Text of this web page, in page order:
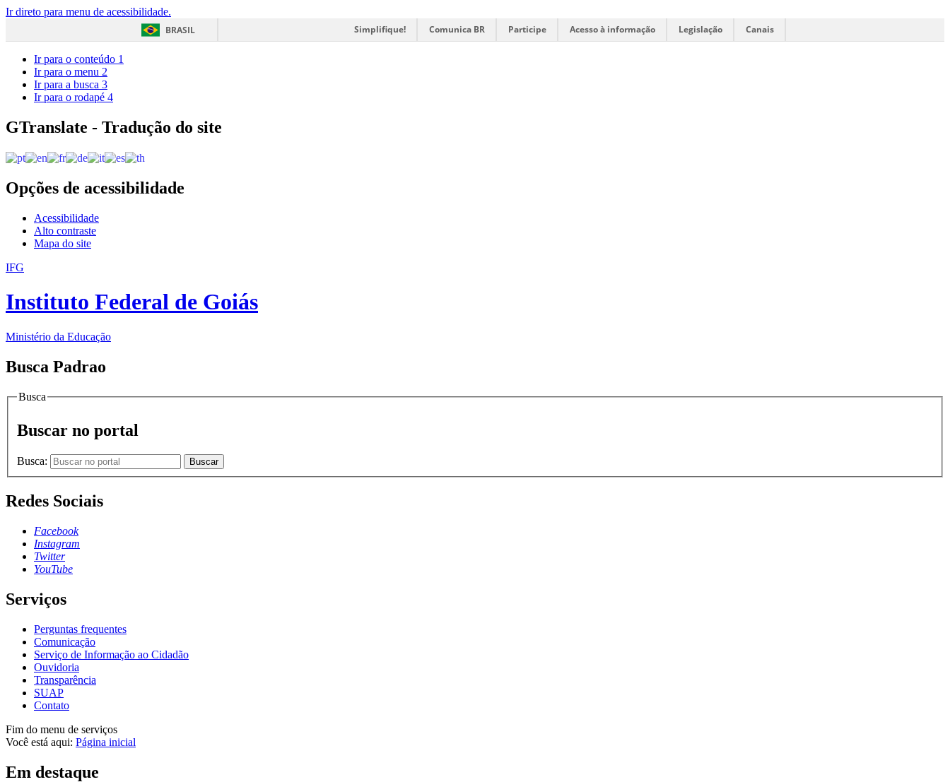
Ir direto para menu de acessibilidade.
BRASIL
Simplifique! Comunica BR Participe Acesso à informação Legislação Canais
Ir para o conteúdo 1
Ir para o menu 2
Ir para a busca 3
Ir para o rodapé 4
GTranslate - Tradução do site
Opções de acessibilidade
Acessibilidade
Alto contraste
Mapa do site
IFG
Instituto Federal de Goiás
Ministério da Educação
Busca Padrao
Busca
Buscar no portal
Busca: Buscar
Redes Sociais
Facebook
Instagram
Twitter
YouTube
Serviços
Perguntas frequentes
Comunicação
Serviço de Informação ao Cidadão
Ouvidoria
Transparência
SUAP
Contato
Fim do menu de serviços
Você está aqui: Página inicial
Em destaque